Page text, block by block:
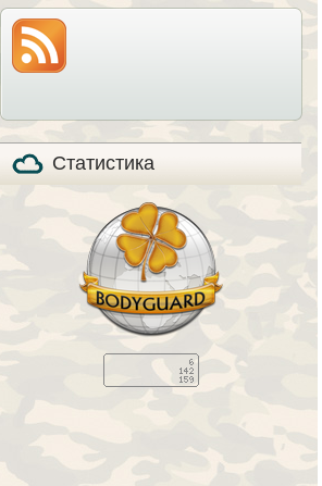
также расскажем все
особенности охоты с
мелкашкой глазами
владельца.
модель по-прежнему
на прилавках и
продолжает
пользоваться
популярностью, в том
числе, и в качестве
обеспечения в
Статистика